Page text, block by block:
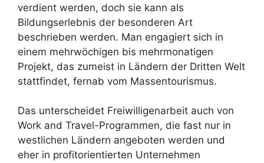
verdient werden, doch sie kann als
Bildungserlebnis der besonderen Art
beschrieben werden. Man engagiert sich in
einem mehrwöchigen bis mehrmonatigen
Projekt, das zumeist in Ländern der Dritten Welt
stattfindet, fernab vom Massentourismus.
Das unterscheidet Freiwilligenarbeit auch von
Work and Travel-Programmen, die fast nur in
westlichen Ländern angeboten werden und
eher in profitorientierten Unternehmen